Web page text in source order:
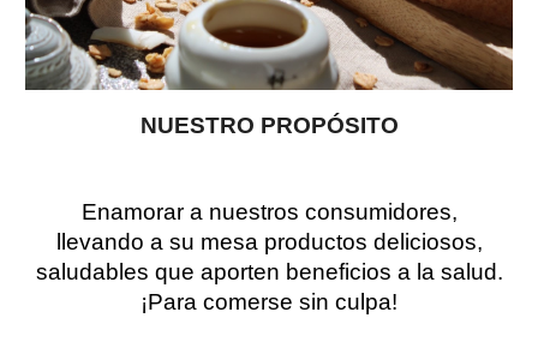
NUESTRO PROPÓSITO
Enamorar a nuestros consumidores,
llevando a su mesa productos deliciosos,
saludables que aporten beneficios a la salud.
¡Para comerse sin culpa!